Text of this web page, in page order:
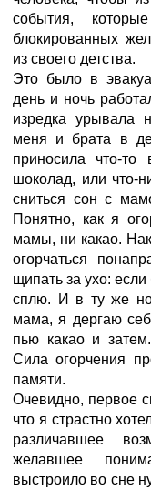
события,
блокированных
из своего детства.
Это было в
день и ночь
изредка урывала
меня и брата в
приносила что-
шоколад, или что-
сниться сон с
Понятно, как я
мамы, ни какао.
огорчаться
щипать за ухо:
сплю. И в ту же
мама, я дергаю
пью какао и
Сила огорчения
памяти.
Очевидно, первое
что я страстно
различавшее
желавшее
выстроило во сне